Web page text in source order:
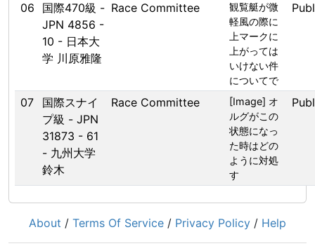
06
国際470級 -
JPN 4856 -
10 - 日本大
学 川原雅隆
Race Committee
観覧艇が微
軽風の際に
上マークに
上がっては
いけない件
についてで
07
国際スナイ
プ級 - JPN
31873 - 61
- 九州大学
鈴木
Race Committee
[Image] オ
ルグがこの
状態になっ
た時はどの
ように対処
す
About / Terms Of Service / Privacy Policy / Help